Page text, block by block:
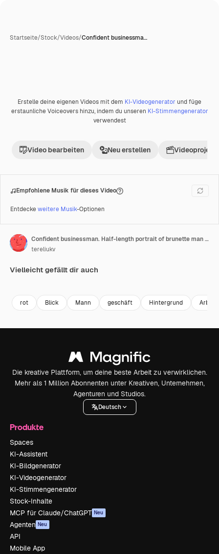
Startseite/Stock/Videos/Confident businessma…
Premium
Erstelle deine eigenen Videos mit dem KI-Videogenerator und füge
erstaunliche Voiceovers hinzu, indem du unseren KI-Stimmengenerator
verwendest
Video bearbeiten Neu erstellen Videoprojekt
Empfohlene Musik für dieses Video
Entdeckeweitere Musik-Optionen
Confident businessman. Half-length portrait of brunette man isolated on claret studio. Young businessman in dark suit smiling on camera.
tereliukv
Vielleicht gefällt dir auch
rot Blick Mann geschäft Hintergrund Arbeit
Die kreative Plattform, um deine beste Arbeit zu verwirklichen.
Mehr als 1 Million Abonnenten unter Kreativen, Unternehmen,
Agenturen und Studios.
Deutsch
Produkte
Spaces
KI-Assistent
KI-Bildgenerator
KI-Videogenerator
KI-Stimmengenerator
Stock-Inhalte
MCP für Claude/ChatGPT Neu
Agenten Neu
API
Mobile App